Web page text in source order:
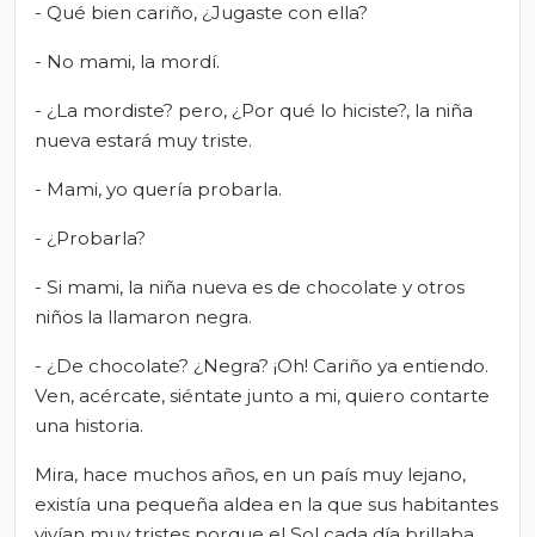
- Qué bien cariño, ¿Jugaste con ella?
- No mami, la mordí.
- ¿La mordiste? pero, ¿Por qué lo hiciste?, la niña
nueva estará muy triste.
- Mami, yo quería probarla.
- ¿Probarla?
- Si mami, la niña nueva es de chocolate y otros
niños la llamaron negra.
- ¿De chocolate? ¿Negra? ¡Oh! Cariño ya entiendo.
Ven, acércate, siéntate junto a mi, quiero contarte
una historia.
Mira, hace muchos años, en un país muy lejano,
existía una pequeña aldea en la que sus habitantes